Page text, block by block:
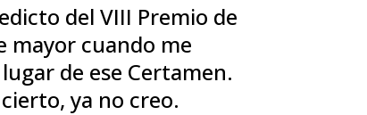
del VIII Premio de
mayor cuando me
de ese Certamen.
ya no creo.